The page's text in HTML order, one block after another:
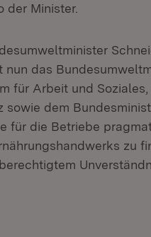
der Minister.
das
für Arbeit und
sowie dem
für die Betriebe
zu